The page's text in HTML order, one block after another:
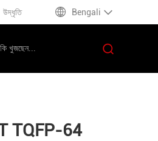
উদ্ধৃতি Bengali
TQFP-64